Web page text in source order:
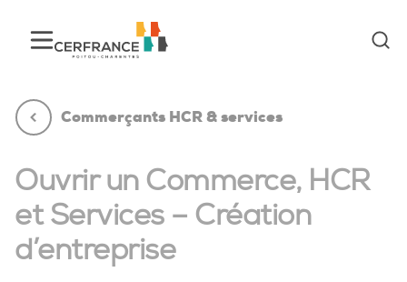
Commerçants HCR & services
Ouvrir un Commerce, HCR
et Services – Création
d’entreprise